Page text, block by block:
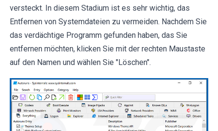
versteckt. In diesem Stadium ist es sehr wichtig, das
Entfernen von Systemdateien zu vermeiden. Nachdem Sie
das verdächtige Programm gefunden haben, das Sie
entfernen möchten, klicken Sie mit der rechten Maustaste
auf den Namen und wählen Sie "Löschen".